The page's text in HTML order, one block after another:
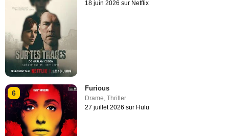
18 juin 2026 sur Netflix
6
Furious
Drame ,Thriller
27 juillet 2026 sur Hulu